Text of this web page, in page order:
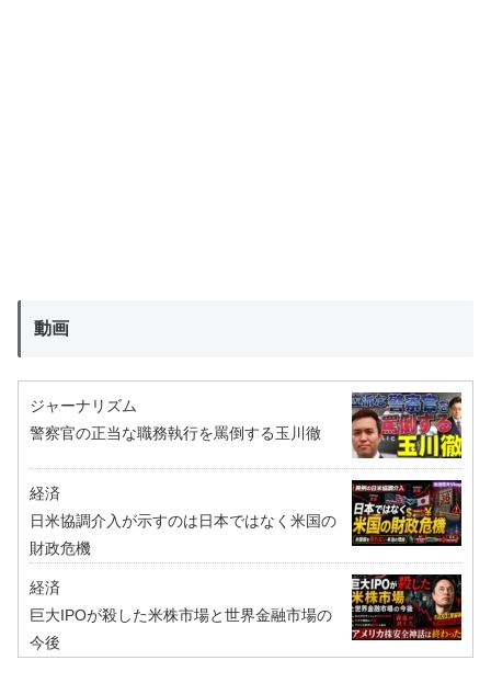
動画
ジャーナリズム
警察官の正当な職務執行を罵倒する玉川徹
経済
日米協調介入が示すのは日本ではなく米国の
財政危機
経済
巨大IPOが殺した米株市場と世界金融市場の
今後